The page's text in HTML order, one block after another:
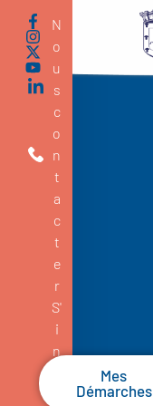
N
o
u
s
c
o
n
t
a
c
t
e
r
S'
i
n
Mes
Démarches